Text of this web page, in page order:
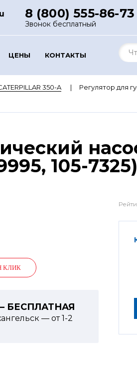
8 (800) 555-86-73
Звонок бесплатный
ЦЕНЫ КОНТАКТЫ
350-A
Регулятор для
105-7325)
КЛИК
БЕСПЛАТНАЯ
— от1-2